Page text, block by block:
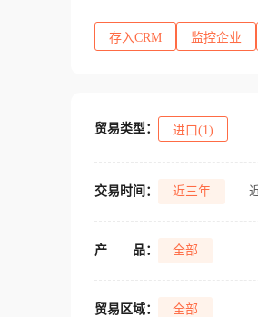
存入CRM 监控企业
贸易类型： 进口(1)
交易时间： 近三年
产 品： 全部
贸易区域： 全部